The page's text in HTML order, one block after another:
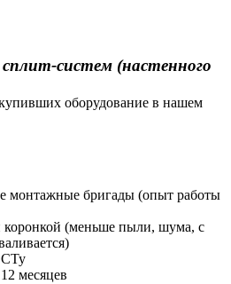
систем (настенного
оборудование в нашем
монтажные бригады (опыт работы
коронкой (меньше пыли, шума, с
месяцев